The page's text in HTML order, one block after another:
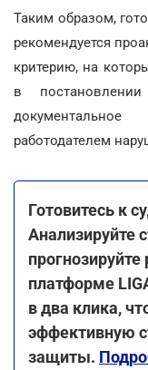
Таким образом,
рекомендуется
критерию, на
в
работодателем
Готовитесь к
Анализируйте
платформе
в два клика,
эффективную
защиты.